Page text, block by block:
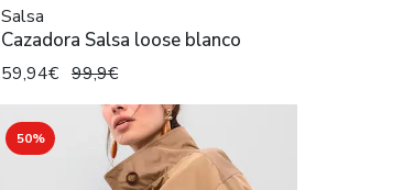
Salsa
Cazadora Salsa loose blanco
59,94€ 99,9€
50%